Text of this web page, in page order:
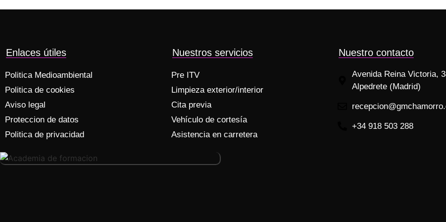
Enlaces útiles
Politica Medioambiental
Politica de cookies
Aviso legal
Proteccion de datos
Politica de privacidad
Nuestros servicios
Pre ITV
Limpieza exterior/interior
Cita previa
Vehículo de cortesía
Asistencia en carretera
Nuestro contacto
Avenida Reina Victoria,
Alpedrete (Madrid)
+34 918 503 288